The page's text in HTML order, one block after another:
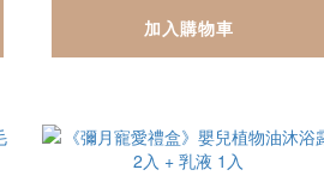
加入購物車